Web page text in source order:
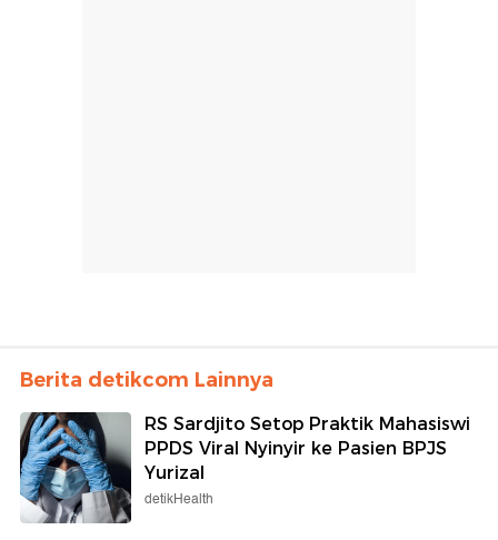
Berita detikcom Lainnya
RS Sardjito Setop Praktik Mahasiswi
PPDS Viral Nyinyir ke Pasien BPJS
Yurizal
detikHealth